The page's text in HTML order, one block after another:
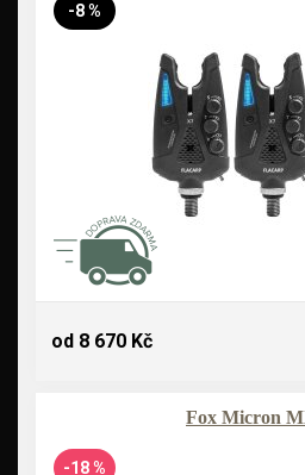
-8 %
od 8 670 Kč
Fox Micron
-18 %